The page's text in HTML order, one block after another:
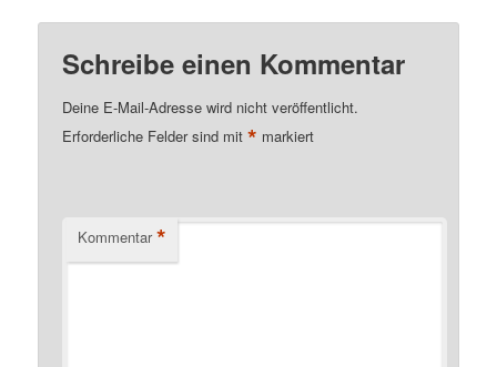
Schreibe einen Kommentar
Deine E-Mail-Adresse wird nicht veröffentlicht.
Erforderliche Felder sind mit* markiert
Kommentar *